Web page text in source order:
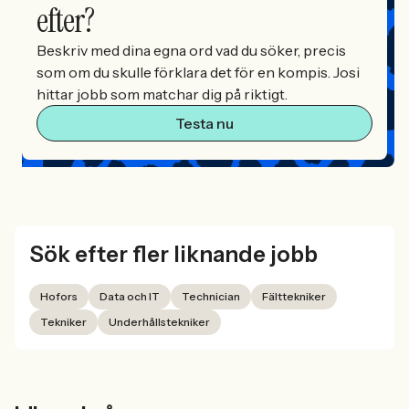
efter?
Beskriv med dina egna ord vad du söker, precis
som om du skulle förklara det för en kompis. Josi
hittar jobb som matchar dig på riktigt.
Testa nu
Sök efter fler liknande jobb
Hofors Data och IT Technician
Fälttekniker
Tekniker
Underhållstekniker